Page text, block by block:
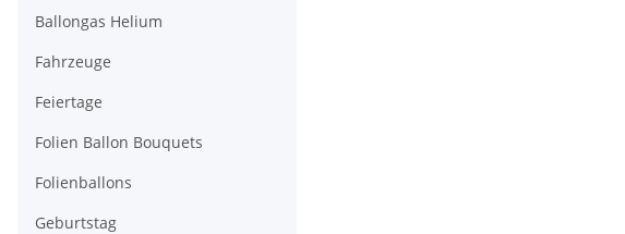
Ballongas Helium
Fahrzeuge
Feiertage
Folien Ballon Bouquets
Folienballons
Geburtstag